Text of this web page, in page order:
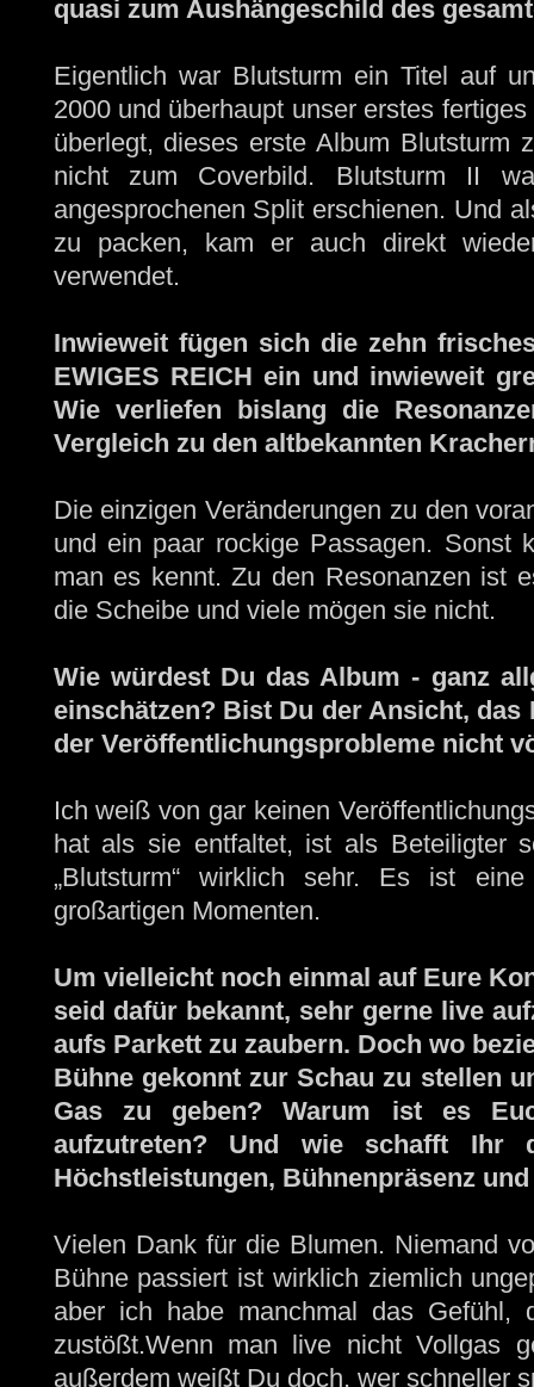
quasi zum Aushängeschild des
Eigentlich war Blutsturm ein Titel auf
2000 und überhaupt unser erstes
überlegt, dieses erste Album Blutsturm
nicht zum Coverbild. Blutsturm II
angesprochenen Split erschienen. Und
zu packen, kam er auch direkt
verwendet.
Inwieweit fügen sich die zehn
EWIGES REICH ein und inwieweit
Wie verliefen bislang die
Vergleich zu den altbekannten
Die einzigen Veränderungen zu den
und ein paar rockige Passagen. Sonst
man es kennt. Zu den Resonanzen ist
die Scheibe und viele mögen sie nicht.
Wie würdest Du das Album - ganz
einschätzen? Bist Du der Ansicht,
der Veröffentlichungsprobleme nicht
Ich weiß von gar keinen
hat als sie entfaltet, ist als Beteiligter
„Blutsturm“ wirklich sehr. Es ist
großartigen Momenten.
Um vielleicht noch einmal auf Eure
seid dafür bekannt, sehr gerne live
aufs Parkett zu zaubern. Doch wo
Bühne gekonnt zur Schau zu stellen
Gas zu geben? Warum ist es
aufzutreten? Und wie schafft Ihr
Höchstleistungen, Bühnenpräsenz
Vielen Dank für die Blumen. Niemand
Bühne passiert ist wirklich ziemlich
aber ich habe manchmal das Gefühl,
zustößt.Wenn man live nicht Vollgas
außerdem weißt Du doch, wer schneller